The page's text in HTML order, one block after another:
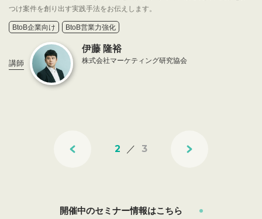
つけ案件を創り出す実践手法をお伝えします。
BtoB企業向け BtoB営業力強化
講師
伊藤 隆裕
株式会社マーケティング研究協会
2 ／ 3
開催中のセミナー情報はこちら